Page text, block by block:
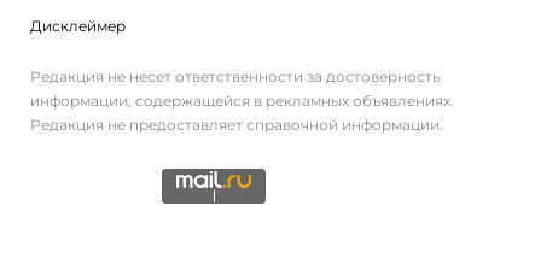
Дисклеймер
Редакция не несет ответственности за достоверность
информации, содержащейся в рекламных объявлениях.
Редакция не предоставляет справочной информации.